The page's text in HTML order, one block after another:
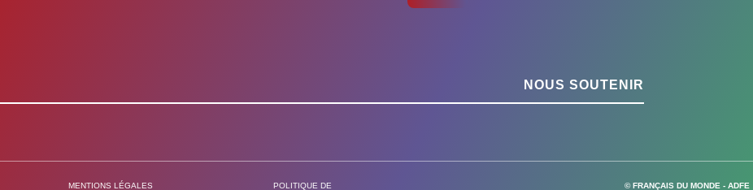
NOUS SOUTENIR
MENTIONS LÉGALES POLITIQUE DE © FRANÇAIS DU MONDE - ADFE